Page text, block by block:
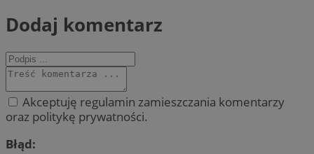
Dodaj komentarz
Akceptuję regulamin zamieszczania komentarzy
oraz politykę prywatności.
Błąd: